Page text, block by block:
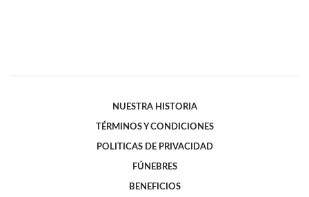
NUESTRA HISTORIA
TÉRMINOS Y CONDICIONES
POLITICAS DE PRIVACIDAD
FÚNEBRES
BENEFICIOS